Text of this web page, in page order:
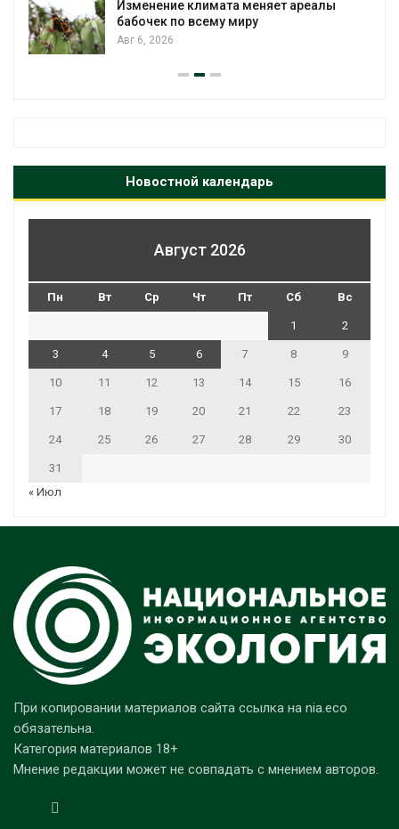
Изменение климата меняет ареалы
бабочек по всему миру
Авг 6, 2026
Новостной календарь
Август 2026
Пн Вт Ср Чт Пт Сб Вс
1 2
3 4 5 6 7 8 9
10 11 12 13 14 15 16
17 18 19 20 21 22 23
24 25 26 27 28 29 30
31
« Июл
При копировании материалов сайта ссылка на nia.eco
обязательна.
Категория материалов 18+
Мнение редакции может не совпадать с мнением авторов.